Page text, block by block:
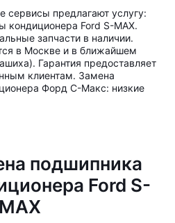
сервисы предлагают услугу:
Ford S-MAX.
запчасти в наличии.
в Москве и в ближайшем
Гарантия предоставляет
клиентам. Замена
Форд С-Макс: низкие
подшипника
Ford S-
MAX